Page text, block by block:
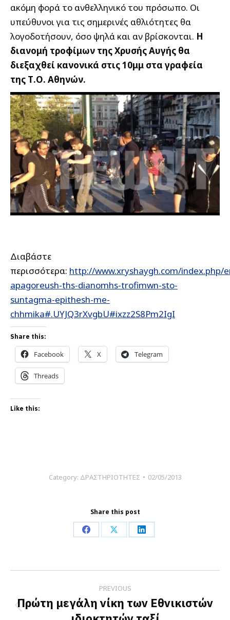
ακόμη φορά το ανθελληνικό του πρόσωπο. Οι
υπεύθυνοι για τις σημερινές αθλιότητες θα
λογοδοτήσουν, όσο ψηλά και αν βρίσκονται. Η
διανομή τροφίμων της Χρυσής Αυγής θα
διεξαχθεί κανονικά στις 10μμ στα γραφεία
της Τ.Ο. Αθηνών.
Διαβάστε
περισσότερα: http://www.xryshaygh.com/index.php/
apagoreush-ths-dianomhs-trofimwn-sto-
suntagma-epithesh-me-
chhmika#.UYJQ3rXvgbU#ixzz2S8Pm2IgI
Share this:
Facebook X Telegram
Threads
Like this:
Category: ΔΡΑΣΤΗΡΙΟΤΗΤΕΣ 02/05/2013
Share this post
Share
Facebook
Share
X
Share
LinkedIn
navigation
PREVIOUS
Previous
Πρώτη μεγάλη νίκη των Εθνικιστών